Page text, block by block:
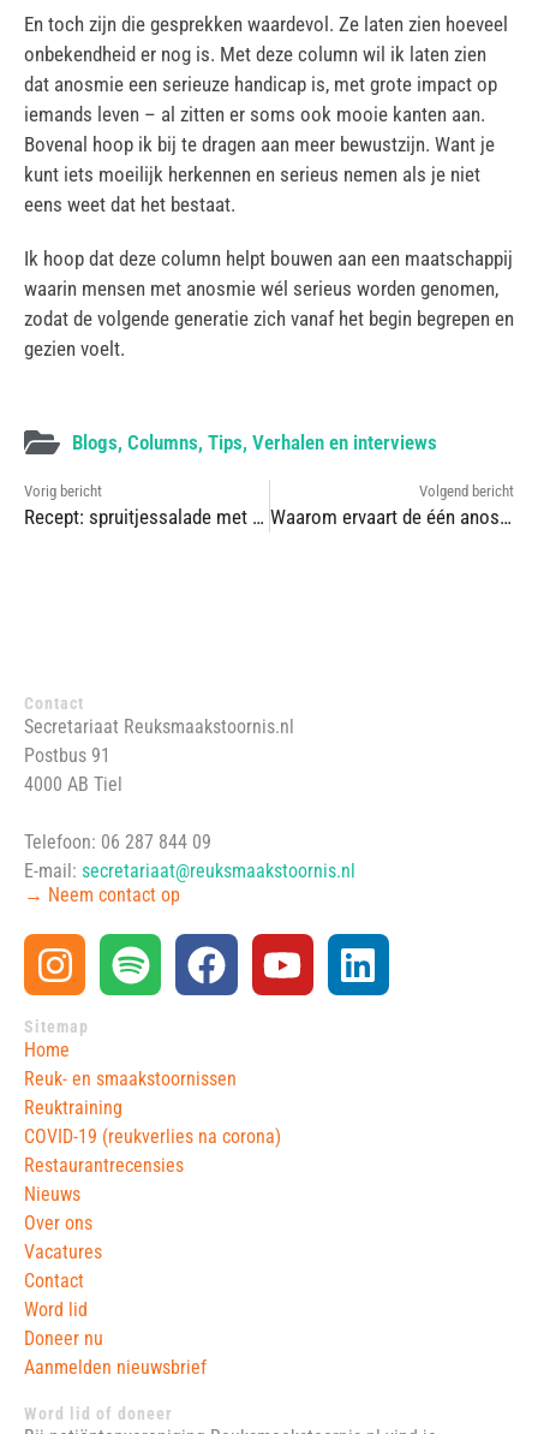
En toch zijn die gesprekken waardevol. Ze laten zien hoeveel
onbekendheid er nog is. Met deze column wil ik laten zien
dat anosmie een serieuze handicap is, met grote impact op
iemands leven – al zitten er soms ook mooie kanten aan.
Bovenal hoop ik bij te dragen aan meer bewustzijn. Want je
kunt iets moeilijk herkennen en serieus nemen als je niet
eens weet dat het bestaat.
Ik hoop dat deze column helpt bouwen aan een maatschappij
waarin mensen met anosmie wél serieus worden genomen,
zodat de volgende generatie zich vanaf het begin begrepen en
gezien voelt.
Blogs, Columns, Tips, Verhalen en interviews
Vorig bericht
Recept: spruitjessalade met bite
Volgend bericht
Waarom ervaart de één anosmie als zwaarder dan de ander? Garmt Dijksterhuis (Maastricht University) onderzoekt het
Contact
Secretariaat Reuksmaakstoornis.nl
Postbus 91
4000 AB Tiel
Telefoon: 06 287 844 09
E-mail: secretariaat@reuksmaakstoornis.nl
→ Neem contact op
Sitemap
Home
Reuk- en smaakstoornissen
Reuktraining
COVID-19 (reukverlies na corona)
Restaurantrecensies
Nieuws
Over ons
Vacatures
Contact
Word lid
Doneer nu
Aanmelden nieuwsbrief
Word lid of doneer